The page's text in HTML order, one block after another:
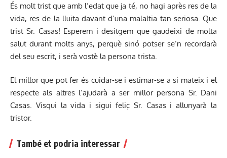
És molt trist que amb l’edat que ja té, no hagi après res de la
vida, res de la lluita davant d’una malaltia tan seriosa. Que
trist Sr. Casas! Esperem i desitgem que gaudeixi de molta
salut durant molts anys, perquè sinó potser se’n recordarà
del seu escrit, i serà vostè la persona trista.
El millor que pot fer és cuidar-se i estimar-se a si mateix i el
respecte als altres l’ajudarà a ser millor persona Sr. Dani
Casas. Visqui la vida i sigui feliç Sr. Casas i allunyarà la
tristor.
També et podria interessar